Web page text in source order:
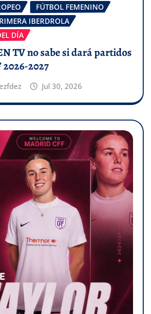
FÚTBOL FEMENINO
IBERDROLA
DÍA
TV no sabe si dará partidos
2027
Jul 30, 2026